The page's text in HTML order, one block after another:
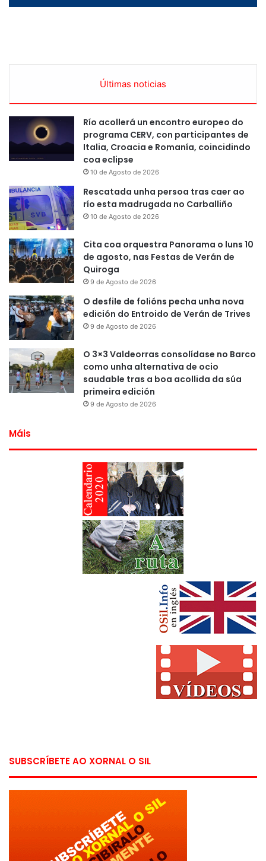
Últimas noticias
Río acollerá un encontro europeo do
programa CERV, con participantes de
Italia, Croacia e Romanía, coincidindo
coa eclipse
10 de Agosto de 2026
Rescatada unha persoa tras caer ao
río esta madrugada no Carballiño
10 de Agosto de 2026
Cita coa orquestra Panorama o luns 10
de agosto, nas Festas de Verán de
Quiroga
9 de Agosto de 2026
O desfile de folións pecha unha nova
edición do Entroido de Verán de Trives
9 de Agosto de 2026
O 3×3 Valdeorras consolídase no Barco
como unha alternativa de ocio
saudable tras a boa acollida da súa
primeira edición
9 de Agosto de 2026
Máis
SUBSCRÍBETE AO XORNAL O SIL